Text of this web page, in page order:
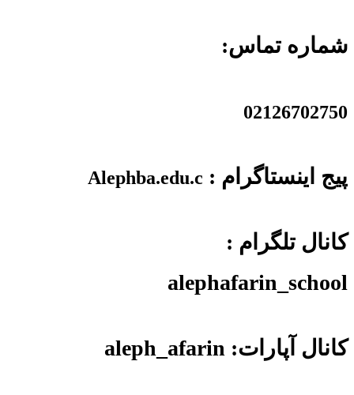
شماره تماس:
02126702750
پیج اینستاگرام : Alephba.edu.c
کانال تلگرام :
alephafarin_school
کانال آپارات: aleph_afarin